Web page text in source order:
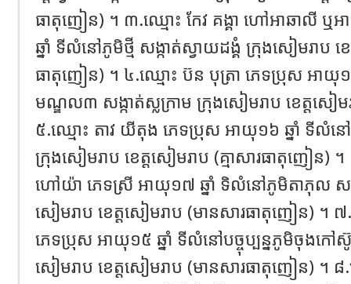
ធាតុញៀន) ។ ៣.ឈ្មោះ កែវ គង្គា ហៅអាឆាលី ឬ
ឆ្នាំ ទីលំនៅភូមិថ្មី សង្កាត់ស្វាយដង្គំ ក្រុងសៀមរាប ខ
ធាតុញៀន) ។ ៤.ឈ្មោះ ប៊ន បុត្រា ភេទប្រុស អាយុ
មណ្ឌល៣ សង្កាត់ស្លក្រាម ក្រុងសៀមរាប ខេត្តសៀម
៥.ឈ្មោះ តាវ យីតុង ភេទប្រុស អាយុ១៦ ឆ្នាំ ទីលំនៅ
ក្រុងសៀមរាប ខេត្តសៀមរាប (គ្មាសារធាតុញៀន
ហៅយ៉ា ភេទស្រី អាយុ១៧ ឆ្នាំ ទិលំនៅភូមិតាភុល សង្
សៀមរាប ខេត្តសៀមរាប (មានសារធាតុញៀន)
ភេទប្រុស អាយុ១៥ ឆ្នាំ ទីលំនៅបច្ចុប្បន្នភូមិចុងកៅស៊ូ
សៀមរាប ខេត្តសៀមរាប (មានសារធាតុញៀន) ។